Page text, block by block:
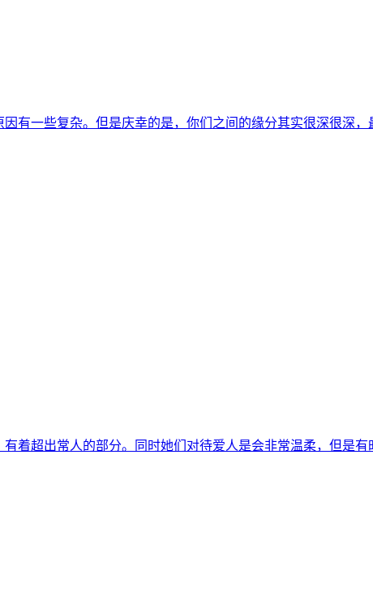
有一些复杂。但是庆幸的是，你们之间的缘分其实很深很深
超出常人的部分。同时她们对待爱人是会非常温柔，但是有